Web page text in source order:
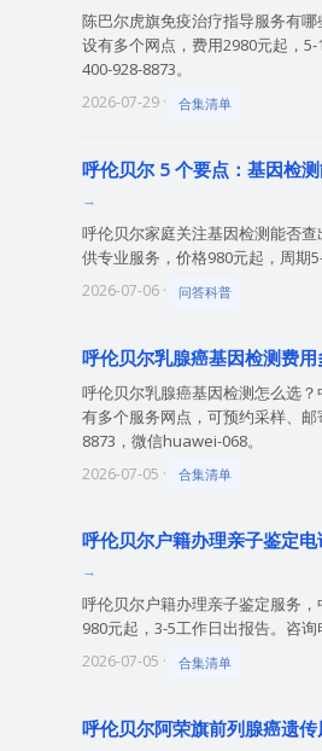
陈巴尔虎旗免疫治疗指导服务有
设有多个网点，费用2980元起，
400-928-8873。
2026-07-29 · 合集清单
呼伦贝尔 5 个要点：基因检
呼伦贝尔家庭关注基因检测能否
供专业服务，价格980元起，周期
2026-07-06 · 问答科普
呼伦贝尔乳腺癌基因检测费
呼伦贝尔乳腺癌基因检测怎么选
有多个服务网点，可预约采样、
8873，微信huawei-068。
2026-07-05 · 合集清单
呼伦贝尔户籍办理亲子鉴定
呼伦贝尔户籍办理亲子鉴定服务，
980元起，3-5工作日出报告。咨
2026-07-05 · 合集清单
呼伦贝尔阿荣旗前列腺癌遗